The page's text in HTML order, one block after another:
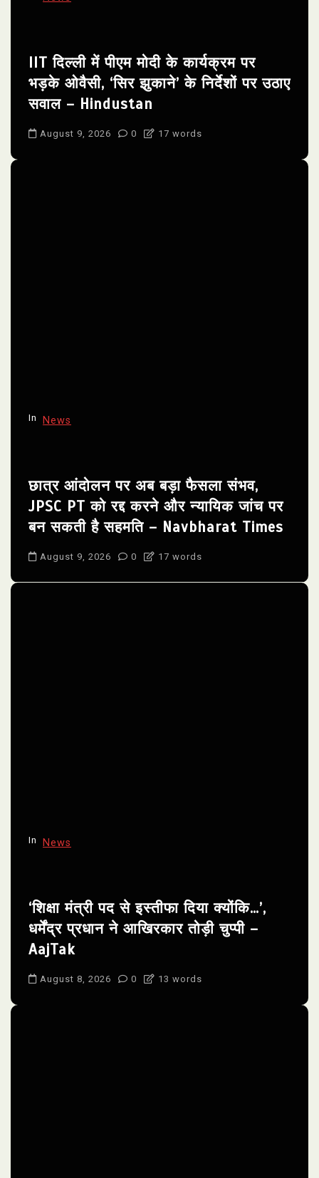
IIT दिल्ली में पीएम मोदी के कार्यक्रम पर
भड़के ओवैसी, ‘सिर झुकाने’ के निर्देशों पर उठाए
सवाल – Hindustan
August 9, 2026 0 17 words
In News
छात्र आंदोलन पर अब बड़ा फैसला संभव,
JPSC PT को रद्द करने और न्यायिक जांच पर
बन सकती है सहमति – Navbharat Times
August 9, 2026 0 17 words
In News
‘शिक्षा मंत्री पद से इस्तीफा दिया क्योंकि…’,
धर्मेंद्र प्रधान ने आखिरकार तोड़ी चुप्पी –
AajTak
August 8, 2026 0 13 words